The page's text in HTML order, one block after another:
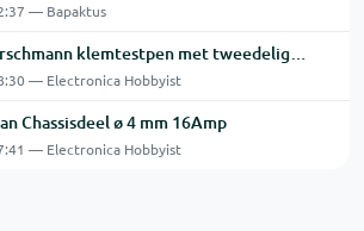
— Bapaktus
Flexibele Hirschmann klemtestpen met tweedelige klem.
— Electronica Hobbyist
Chassisdeel ø 4 mm 16Amp
— Electronica Hobbyist